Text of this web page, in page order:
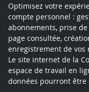
Optimisez votre
compte personnel :
abonnements, prise
page consultée,
enregistrement de vos
Le site internet de la
espace de travail en
données pourront être